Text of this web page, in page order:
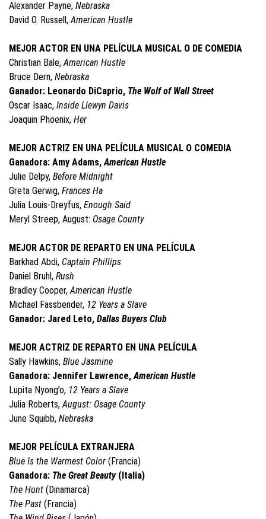
Alexander Payne, Nebraska
David O. Russell,American Hustle
MEJOR ACTOR EN UNA PELÍCULA MUSICAL O DE COMEDIA
Christian Bale,American Hustle
Bruce Dern, Nebraska
Ganador: Leonardo DiCaprio, The Wolf of Wall Street
Oscar Isaac, Inside Llewyn Davis
Joaquin Phoenix, Her
MEJOR ACTRIZ EN UNA PELÍCULA MUSICAL O COMEDIA
Ganadora: Amy Adams,American Hustle
Julie Delpy, Before Midnight
Greta Gerwig, Frances Ha
Julia Louis-Dreyfus, Enough Said
Meryl Streep, August: Osage County
MEJOR ACTOR DE REPARTO EN UNA PELÍCULA
Barkhad Abdi, Captain Phillips
Daniel Bruhl, Rush
Bradley Cooper,American Hustle
Michael Fassbender, 12 Years a Slave
Ganador: Jared Leto, Dallas Buyers Club
MEJOR ACTRIZ DE REPARTO EN UNA PELÍCULA
Sally Hawkins, Blue Jasmine
Ganadora: Jennifer Lawrence,American Hustle
Lupita Nyong’o, 12 Years a Slave
Julia Roberts,August: Osage County
June Squibb, Nebraska
MEJOR PELÍCULA EXTRANJERA
Blue Is the Warmest Color (Francia)
Ganadora: The Great Beauty (Italia)
The Hunt (Dinamarca)
The Past (Francia)